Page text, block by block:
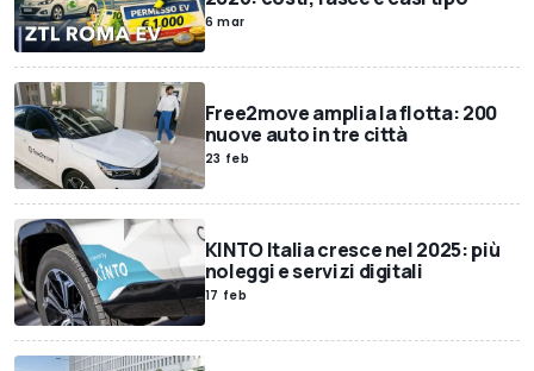
6 mar
Free2move amplia la flotta: 200
nuove auto in tre città
23 feb
KINTO Italia cresce nel 2025: più
noleggi e servizi digitali
17 feb